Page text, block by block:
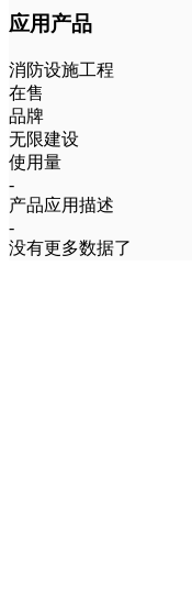
应用产品
消防设施工程
在售
品牌
无限建设
使用量
-
产品应用描述
-
没有更多数据了